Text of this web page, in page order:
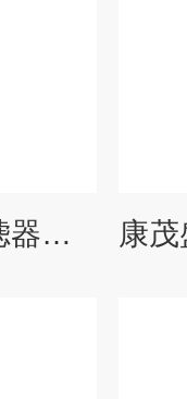
康茂盛CAMOZZI过滤器系列MC104-F00型号选择